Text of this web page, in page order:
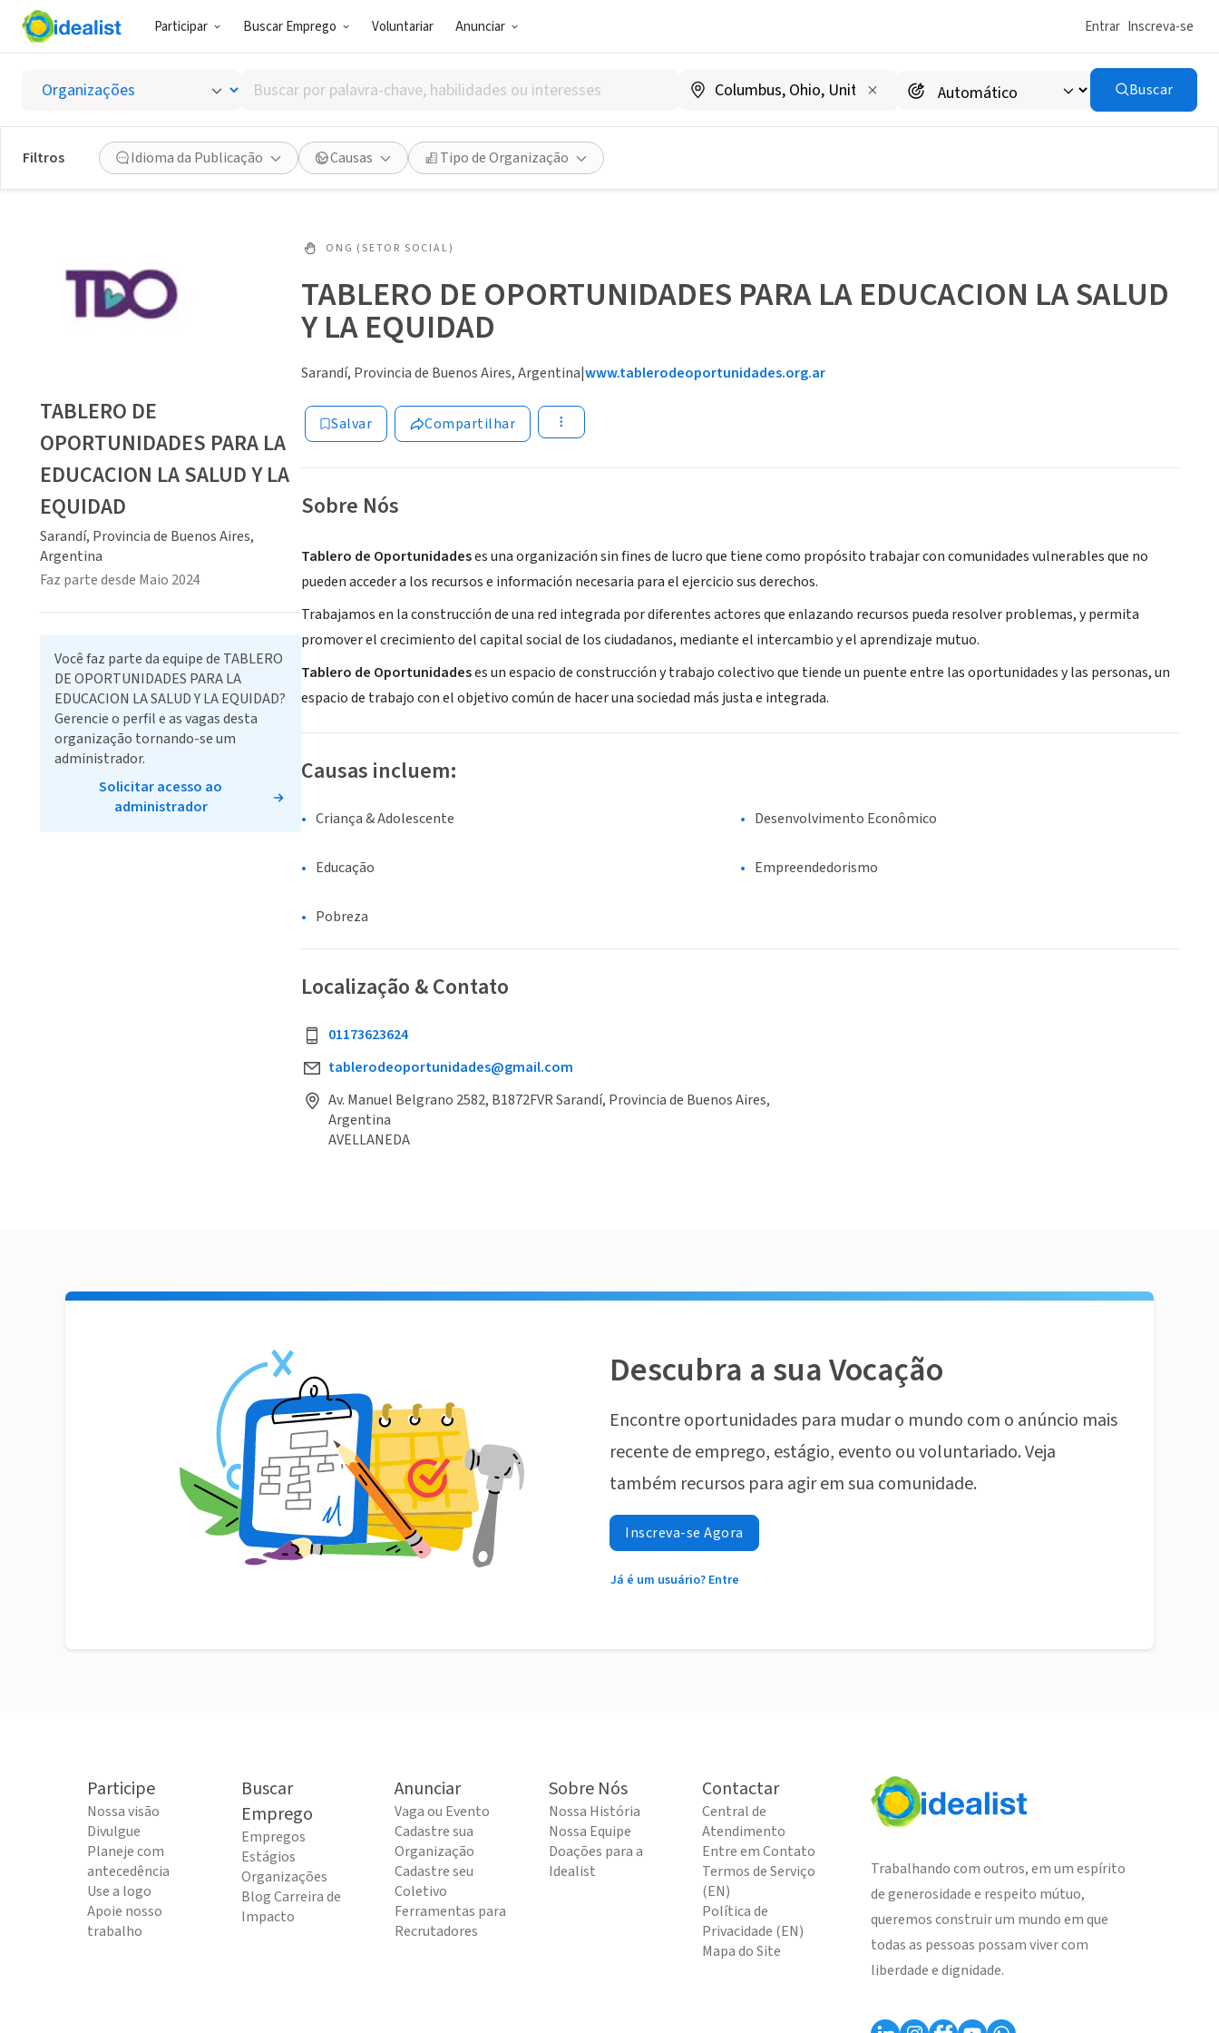
Participar Buscar Emprego Voluntariar Anunciar Entrar Inscreva-se
Buscar
por
palavra-
chave,
habilidades
ou
Buscar
Filtros Idioma da Publicação Causas Tipo de Organização
ONG (SETOR SOCIAL)
TABLERO DE OPORTUNIDADES PARA LA EDUCACION LA SALUD
Y LA EQUIDAD
Sarandí, Provincia de Buenos Aires, Argentina|www.tablerodeoportunidades.org.ar
Salvar Compartilhar
Sobre Nós
Tablero de Oportunidadeses una organización sin fines de lucro que tiene como propósito trabajar con comunidades vulnerables que no
pueden acceder a los recursos e información necesaria para el ejercicio sus derechos.
Trabajamos en la construcción de una red integrada por diferentes actores que enlazando recursos pueda resolver problemas, y permita
promover el crecimiento del capital social de los ciudadanos, mediante el intercambio y el aprendizaje mutuo.
Tablero de Oportunidadeses un espacio de construcción y trabajo colectivo que tiende un puente entre las oportunidades y las personas, un
espacio de trabajo con el objetivo común de hacer una sociedad más justa e integrada.
Causas incluem:
Criança & Adolescente Desenvolvimento Econômico
Educação Empreendedorismo
Pobreza
Localização & Contato
01173623624
tablerodeoportunidades@gmail.com
Av. Manuel Belgrano 2582, B1872FVR Sarandí, Provincia de Buenos Aires,
Argentina
AVELLANEDA
TABLERO DE
OPORTUNIDADES PARA LA
EDUCACION LA SALUD Y LA
EQUIDAD
Sarandí, Provincia de Buenos Aires,
Argentina
Faz parte desde Maio 2024
Você faz parte da equipe de TABLERO
DE OPORTUNIDADES PARA LA
EDUCACION LA SALUD Y LA EQUIDAD?
Gerencie o perfil e as vagas desta
organização tornando-se um
administrador.
Solicitar acesso ao
administrador
Descubra a sua Vocação
Encontre oportunidades para mudar o mundo com o anúncio mais
recente de emprego, estágio, evento ou voluntariado. Veja
também recursos para agir em sua comunidade.
Inscreva-se Agora
Já é um usuário? Entre
Participe
Nossa visão
Divulgue
Planeje com
antecedência
Use a logo
Apoie nosso
trabalho
Buscar
Emprego
Empregos
Estágios
Organizações
Blog Carreira de
Impacto
Anunciar
Vaga ou Evento
Cadastre sua
Organização
Cadastre seu
Coletivo
Ferramentas para
Recrutadores
Sobre Nós
Nossa História
Nossa Equipe
Doações para a
Idealist
Contactar
Central de
Atendimento
Entre em Contato
Termos de Serviço
(EN)
Política de
Privacidade (EN)
Mapa do Site
Trabalhando com outros, em um espírito
de generosidade e respeito mútuo,
queremos construir um mundo em que
todas as pessoas possam viver com
liberdade e dignidade.